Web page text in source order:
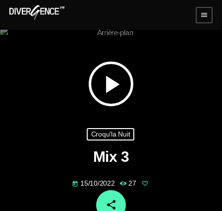
menu
play_arrow
Croqu'la Nuit
Mix 3
today 15/10/2022 27
share
email